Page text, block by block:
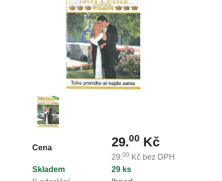
Cena 29.00 Kč
29.00 Kč bez DPH
Skladem
29 ks